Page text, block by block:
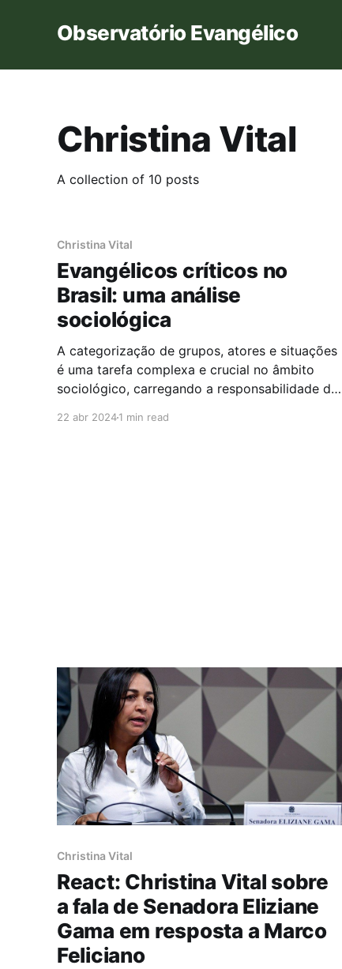
Observatório Evangélico
Christina Vital
A collection of 10 posts
Christina Vital
Evangélicos críticos no
Brasil: uma análise
sociológica
A categorização de grupos, atores e situações
é uma tarefa complexa e crucial no âmbito
sociológico, carregando a responsabilidade de
22 abr 20241 min read
Christina Vital
React: Christina Vital sobre
a fala de Senadora Eliziane
Gama em resposta a Marco
Feliciano